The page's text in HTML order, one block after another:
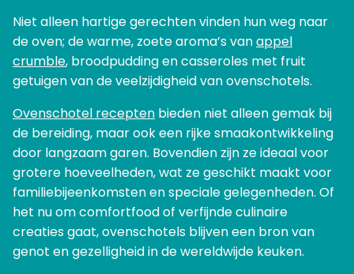
Niet alleen hartige gerechten vinden hun weg naar
de oven; de warme, zoete aroma’s vanappel
crumble, broodpudding en casseroles met fruit
getuigen van de veelzijdigheid van ovenschotels.
Ovenschotel recepten bieden niet alleen gemak bij
de bereiding, maar ook een rijke smaakontwikkeling
door langzaam garen. Bovendien zijn ze ideaal voor
grotere hoeveelheden, wat ze geschikt maakt voor
familiebijeenkomsten en speciale gelegenheden. Of
het nu om comfortfood of verfijnde culinaire
creaties gaat, ovenschotels blijven een bron van
genot en gezelligheid in de wereldwijde keuken.